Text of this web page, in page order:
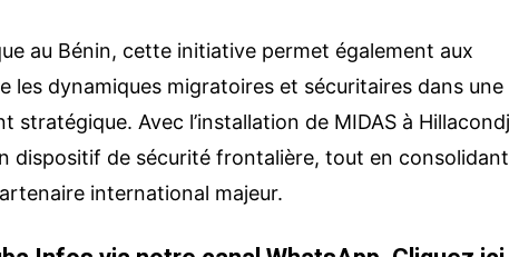
au Bénin, cette initiative permet également aux
les dynamiques migratoires et sécuritaires dans une
stratégique. Avec l’installation de MIDAS à
dispositif de sécurité frontalière, tout en consolidant
international majeur.